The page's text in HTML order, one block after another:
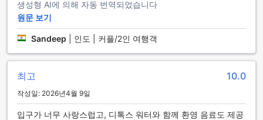
호텔에는 넓고 안전한 주차 공간이 마련되어 있어 자가용을 이
용하는 손님들도 걱정 없이 이용할 수 있습니다. 무료로 제공되
는 셀프 주차 서비스는 차량을 쉽게 주차할 수 있는 기회를 제공
하며, 필요할 경우 차량 대여 서비스와 택시 서비스도 이용할 수
있어 이동의 편리함을 더해줍니다. 파크 플라자 찬디가르 지락
최선을 다하고 있습니다.
편안함과 편리함이 가득한 파크 플라자 찬디가르 지락푸르 객실
시설
생성형 AI에 의해 자동 번역되었습니다
원문 보기
Sandeep 인도 | 커플/2인 여행객
최고 10.0
작성일: 2026년4월 9일
입구가 너무 사랑스럽고, 디톡스 워터와 함께 환영 음료도 제공